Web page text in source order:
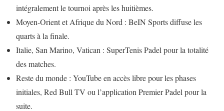
intégralement le tournoi après les huitièmes.
Moyen-Orient et Afrique du Nord : BeIN Sports diffuse les
quarts à la finale.
Italie, San Marino, Vatican : SuperTenis Padel pour la totalité
des matches.
Reste du monde : YouTube en accès libre pour les phases
initiales, Red Bull TV ou l’application Premier Padel pour la
suite.